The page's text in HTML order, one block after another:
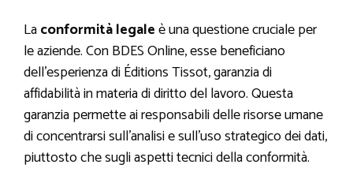
Laconformità legaleè una questione cruciale per
le aziende. Con BDES Online, esse beneficiano
dell’esperienza di Éditions Tissot, garanzia di
affidabilità in materia di diritto del lavoro. Questa
garanzia permette ai responsabili delle risorse umane
di concentrarsi sull’analisi e sull’uso strategico dei dati,
piuttosto che sugli aspetti tecnici della conformità.